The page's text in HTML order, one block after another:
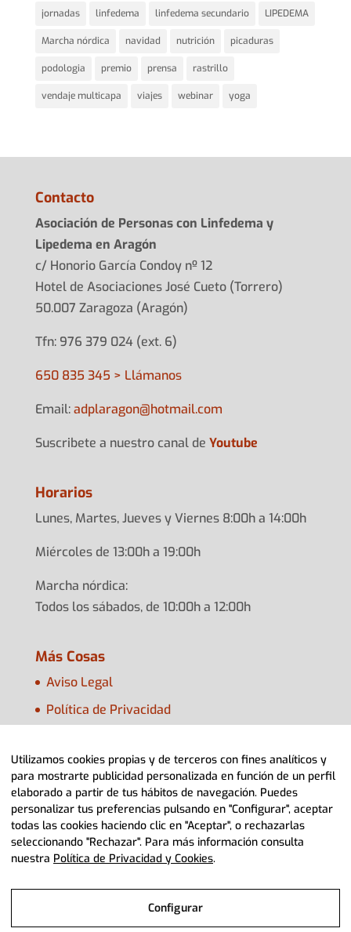
jornadas linfedema linfedema secundario LIPEDEMA
Marcha nórdica navidad nutrición picaduras
podologia premio prensa rastrillo
vendaje multicapa viajes webinar yoga
Contacto
Asociación de Personas con Linfedema y
Lipedema en Aragón
c/ Honorio García Condoy nº 12
Hotel de Asociaciones José Cueto (Torrero)
50.007 Zaragoza (Aragón)
Tfn: 976 379 024 (ext. 6)
650 835 345 > Llámanos
Email:adplaragon@hotmail.com
Suscribete a nuestro canal de Youtube
Horarios
Lunes, Martes, Jueves y Viernes 8:00h a 14:00h
Miércoles de 13:00h a 19:00h
Marcha nórdica:
Todos los sábados, de 10:00h a 12:00h
Más Cosas
Aviso Legal
Política de Privacidad
Configurar Cookies
Utilizamos cookies propias y de terceros con fines analíticos y
para mostrarte publicidad personalizada en función de un perfil
elaborado a partir de tus hábitos de navegación. Puedes
personalizar tus preferencias pulsando en "Configurar", aceptar
todas las cookies haciendo clic en "Aceptar", o rechazarlas
seleccionando "Rechazar". Para más información consulta
nuestra Política de Privacidad y Cookies.
Configurar